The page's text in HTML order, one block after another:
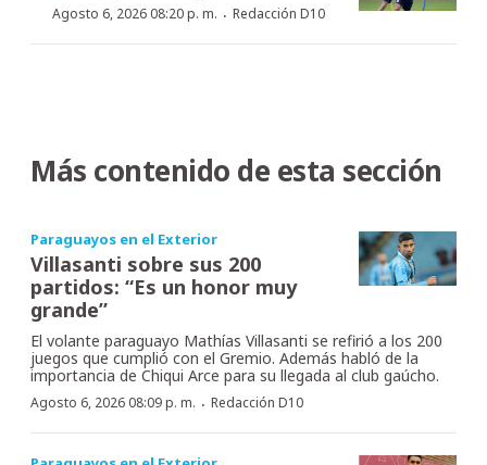
Agosto 6, 2026 08:20 p. m. · Redacción D10
Más contenido de esta sección
Paraguayos en el Exterior
Villasanti sobre sus 200
partidos: “Es un honor muy
grande”
El volante paraguayo Mathías Villasanti se refirió a los 200
juegos que cumplió con el Gremio. Además habló de la
importancia de Chiqui Arce para su llegada al club gaúcho.
Agosto 6, 2026 08:09 p. m. · Redacción D10